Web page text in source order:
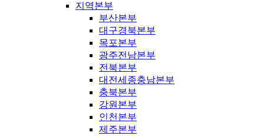
지역본부
부산본부
대구경북본부
목포본부
광주전남본부
전북본부
대전세종충남본부
충북본부
강원본부
인천본부
제주본부